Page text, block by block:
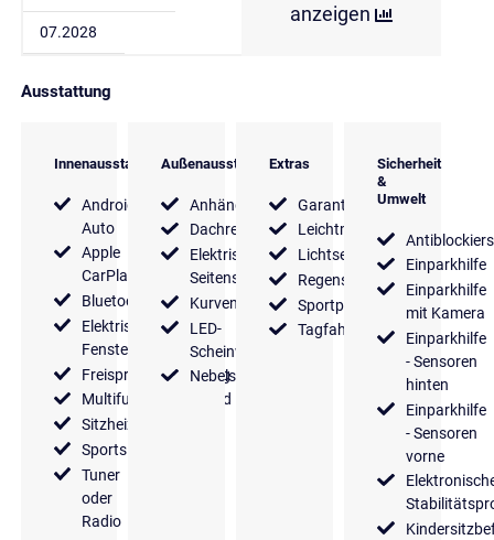
07.2028
anzeigen
Ausstattung
Innenausstattung
Android
Auto
Apple
CarPlay
Bluetooth
Elektrische
Fensterheber
Freisprecheinrichtung
Multifunktionslenkrad
Sitzheizung
Sportsitze
Tuner
oder
Radio
Außenausstattung
Anhängerkupplung
Dachreling
Elektrische
Seitenspiegel
Kurvenlicht
LED-
Scheinwerfer
Nebelscheinwerfer
Extras
Garantie
Leichtmetallfelgen
Lichtsensor
Regensensor
Sportpaket
Tagfahrlicht
Sicherheit
&
Umwelt
Einparkhilfe
Einparkhilfe
mit Kamera
Einparkhilfe
- Sensoren
hinten
Einparkhilfe
- Sensoren
vorne